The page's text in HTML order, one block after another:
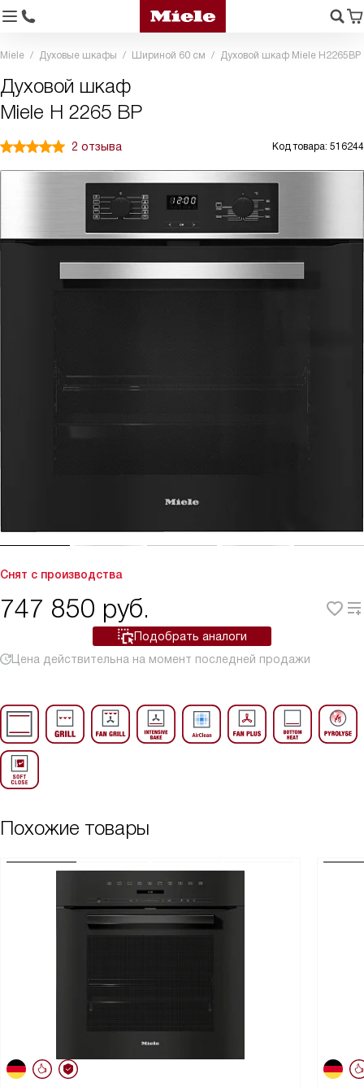
Miele Духовые шкафы Шириной 60 см Духовой шкаф Miele H2265BP
Духовой шкаф
Miele H 2265 BP
2 отзыва Код товара: 516244
Снят с производства
747 850 руб.
Подобрать аналоги
Цена действительна на момент последней продажи
Похожие товары